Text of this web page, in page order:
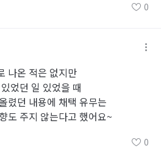
0
나온 적은 없지만
었던 일 있었을 때
렸던 내용에 채택 유무는
도 주지 않는다고 했어요~
0